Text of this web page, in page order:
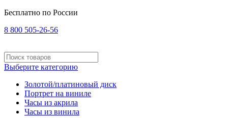
Бесплатно по России
8 800 505-26-56
Выберите категорию
Золотой/платиновый диск
Портрет на виниле
Часы из акрила
Часы из винила